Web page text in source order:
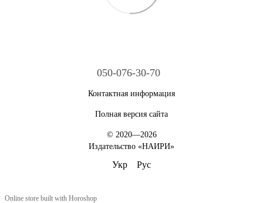
050-076-30-70
Контактная информация
Полная версия сайта
© 2020—2026
Издательство «НАИРИ»
Укр Рус
Online store built with Horoshop